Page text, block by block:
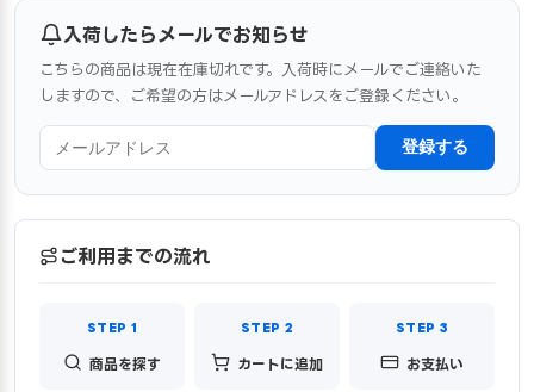
入荷したらメールでお知らせ
こちらの商品は現在在庫切れです。入荷時にメールでご連絡いた
しますので、ご希望の方はメールアドレスをご登録ください。
登録する
ご利用までの流れ
商品を探す カートに追加 お支払い